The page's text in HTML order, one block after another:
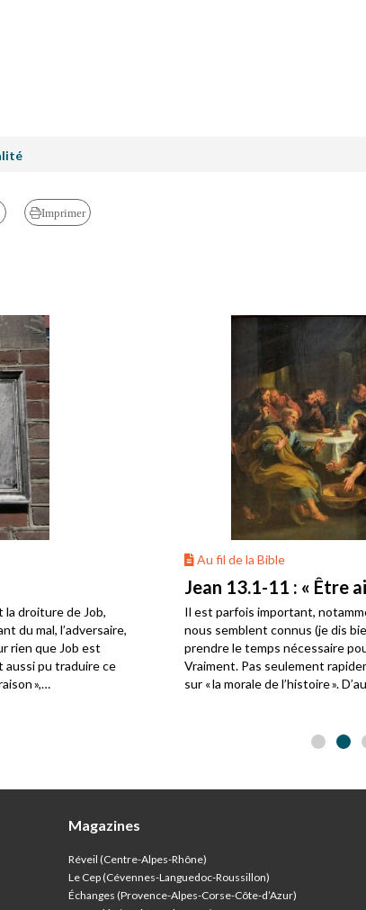
Imprimer
la droiture de Job,
du mal, l’adversaire,
rien que Job est
aussi pu traduire ce
»,
Au fil de la Bible
Jean 13.1-11 : « Être
Il est parfois important,
nous semblent connus (je dis
prendre le temps nécessaire
Vraiment. Pas seulement
sur « la morale de l’histoire ».
Magazines
Réveil (Centre-Alpes-Rhône)
Le Cep (Cévennes-Languedoc-Roussillon)
Échanges (Provence-Alpes-Corse-Côte-d’Azur)